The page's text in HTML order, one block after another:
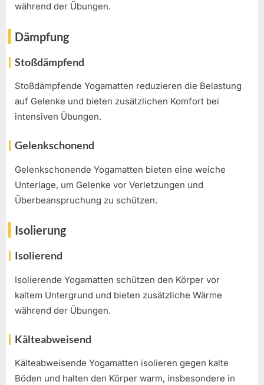
während der Übungen.
Dämpfung
Stoßdämpfend
Stoßdämpfende Yogamatten reduzieren die Belastung
auf Gelenke und bieten zusätzlichen Komfort bei
intensiven Übungen.
Gelenkschonend
Gelenkschonende Yogamatten bieten eine weiche
Unterlage, um Gelenke vor Verletzungen und
Überbeanspruchung zu schützen.
Isolierung
Isolierend
Isolierende Yogamatten schützen den Körper vor
kaltem Untergrund und bieten zusätzliche Wärme
während der Übungen.
Kälteabweisend
Kälteabweisende Yogamatten isolieren gegen kalte
Böden und halten den Körper warm, insbesondere in